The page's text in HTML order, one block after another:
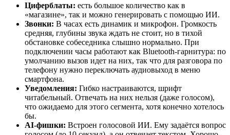
Циферблаты: есть большое количество как в
«магазине», так и можно генерировать с помощью ИИ.
Звонки: В часах есть динамик и микрофон. Громкость
средняя, глубины звука ждать не стоит, но в тихой
обстановке собеседника слышно нормально. При
подключении часы работают как Bluetooth-гарнитура: по
умолчанию вызов идет на них, так что для разговора по
телефону нужно переключать аудиовыход в меню
смартфона.
Уведомления: Гибко настраиваются, шрифт
читабельный. Отвечать на них нельзя (даже голосом),
что ожидаемо для этого сегмента, хотя конечно хотелось
бы.
AI-фишки: Встроен голосовой ИИ. Ему задаётся вопрос